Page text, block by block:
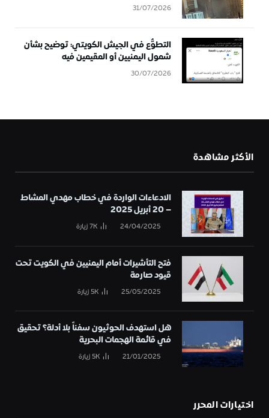
31/07/2026
التطوُّع في الجيش الكويتي: توضيح بشأن
شمول اليمنيين أو المقيمين فيه
30/07/2026
الأكثر مشاهدة
الادعاءات الواردة في خطاب مهدي المشاط
– 20 أبريل 2025
24/04/2025
7Kزيارة
فتح التأشيرات أمام اليمنيين في الكويت تحت
قيود صارمة
25/05/2025
5Kزيارة
هل استهدف الحوثيون سفناً بلا أدلة؟ تحقيق
في قائمة الهجمات البحرية
21/01/2025
5Kزيارة
اختيارات المحرر